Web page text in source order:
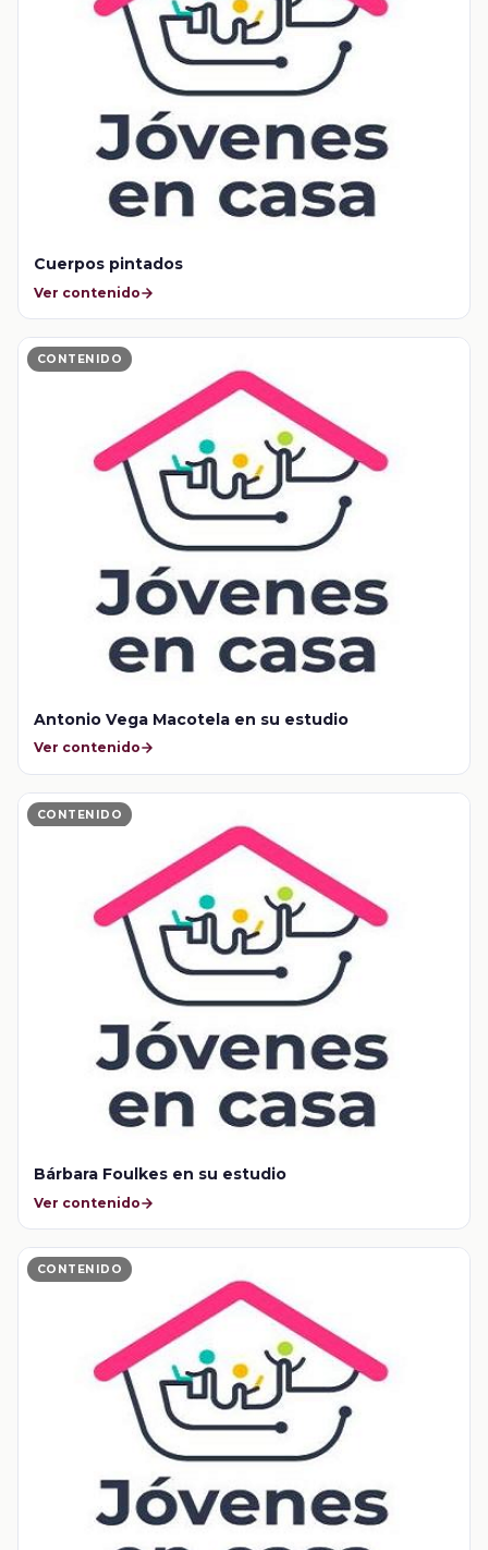
Cuerpos pintados
Ver contenido
CONTENIDO
Antonio Vega Macotela en su estudio
Ver contenido
CONTENIDO
Bárbara Foulkes en su estudio
Ver contenido
CONTENIDO